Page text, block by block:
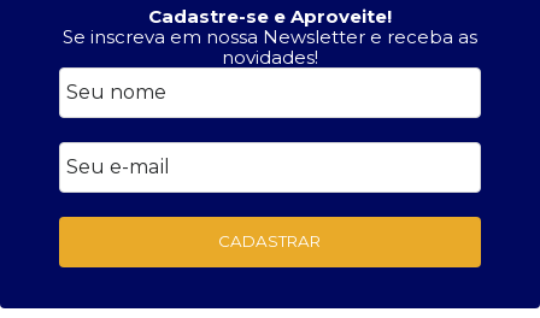
Cadastre-se e Aproveite!
Se inscreva em nossa Newsletter e receba as
novidades!
CADASTRAR